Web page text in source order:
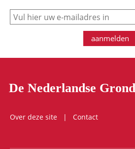
e-mail
aanmelden
De Nederlandse
Over deze site
Contact